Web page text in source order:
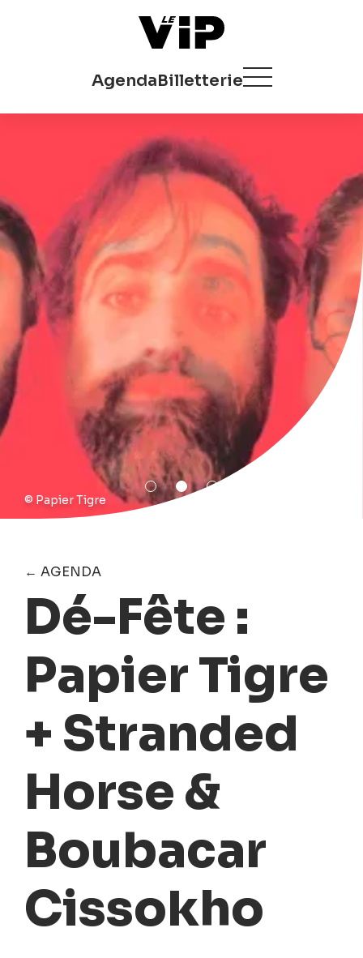
AgendaBilletterie
© Papier Tigre
← AGENDA
Dé-Fête :
Papier Tigre
+ Stranded
Horse &
Boubacar
Cissokho